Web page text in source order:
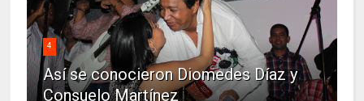
4
Así se conocieron Diomedes Díaz y
Consuelo Martínez